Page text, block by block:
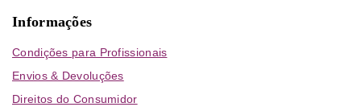
Informações
Condições para Profissionais
Envios & Devoluções
Direitos do Consumidor